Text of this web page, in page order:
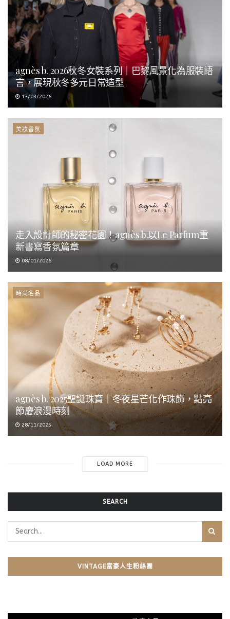
agnès b. 2026秋冬女裝系列｜巴黎風景化為服裝語
言，展現秋冬多元日常造型
13/03/2026
美妝香氛
走入設計師的秘密花園！agnès b.以Le Parfum重
新書寫香氛篇章
08/01/2026
時尚名品
agnès b. 2025聖誕珠寶｜冬夜星芒化作珠飾，點亮
節慶浪漫時刻
28/11/2025
LOAD MORE
SEARCH
VINTAGE富豪人生粉絲團